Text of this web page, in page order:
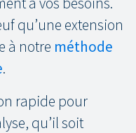
qu’une extension
à notre méthode
.
rapide pour
qu’il soit